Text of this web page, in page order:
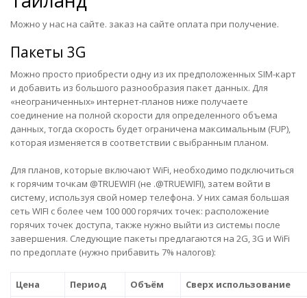
Можно у нас на сайте. заказ на сайте оплата при получение.
Пакеты 3G
Можно просто приобрести одну из их предположенных SIM-карт
и добавить из большого разнообразия пакет данных. Для
«неограниченных» интернет-планов ниже получаете
соединение на полной скорости для определенного объема
данных, тогда скорость будет ограничена максимальным (FUP),
которая изменяется в соответствии с выбранным планом.
Для планов, которые включают WiFi, необходимо подключиться
к горячим точкам @TRUEWIFI (не .@TRUEWIFI), затем войти в
систему, используя свой номер телефона. У них самая большая
сеть WIFI с более чем 100 000 горячих точек: расположение
горячих точек доступа , также нужно выйти из системы после
завершения. Следующие пакеты предлагаются на 2G, 3G и WiFi
по предоплате (нужно прибавить 7% налогов):
Цена Период Объём
Сверх использование